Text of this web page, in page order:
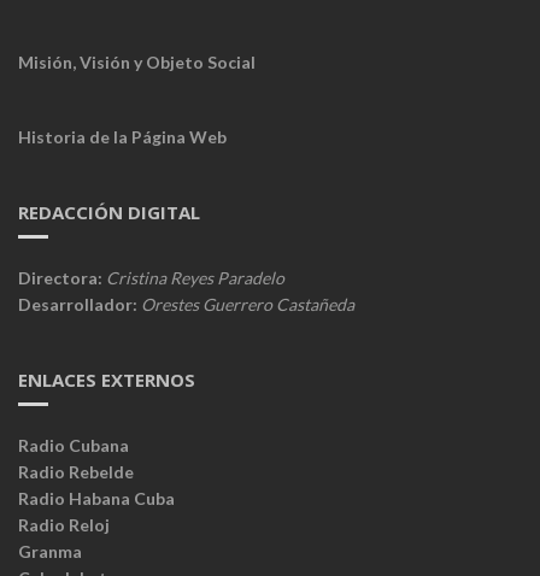
Misión, Visión y Objeto Social
Historia de la Página Web
REDACCIÓN DIGITAL
Directora: Cristina Reyes Paradelo
Desarrollador: Orestes Guerrero Castañeda
ENLACES EXTERNOS
Radio Cubana
Radio Rebelde
Radio Habana Cuba
Radio Reloj
Granma